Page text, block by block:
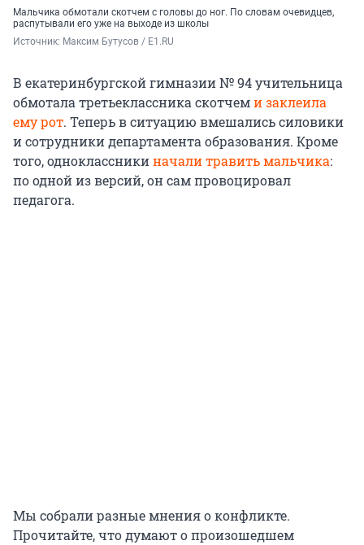
Мальчика обмотали скотчем с головы до ног. По словам очевидцев,
распутывали его уже на выходе из школы
Источник: Максим Бутусов / E1.RU
В екатеринбургской гимназии № 94 учительница
обмотала третьеклассника скотчеми заклеила
ему рот. Теперь в ситуацию вмешались силовики
и сотрудники департамента образования. Кроме
того, одноклассникиначали травить мальчика:
по одной из версий, он сам провоцировал
педагога.
Мы собрали разные мнения о конфликте.
Прочитайте, что думают о произошедшем